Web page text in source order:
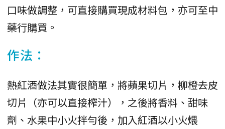
口味做調整，可直接購買現成材料包，亦可至中
藥行購買。
作法：
熱紅酒做法其實很簡單，將蘋果切片，柳橙去皮
切片（亦可以直接榨汁），之後將香料、甜味
劑、水果中小火拌勻後，加入紅酒以小火煨